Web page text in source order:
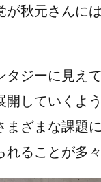
が秋元さんに
ジーに見え
開していくよ
まざまな課題
ることが多々